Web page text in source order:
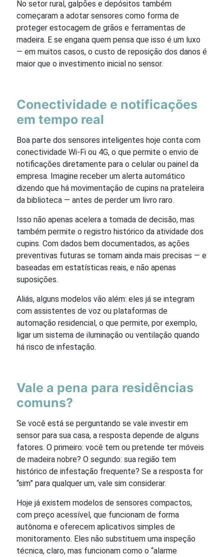
No setor rural, galpões e depósitos também
começaram a adotar sensores como forma de
proteger estocagem de grãos e ferramentas de
madeira. E se engana quem pensa que isso é um luxo
— em muitos casos, o custo de reposição dos danos é
maior que o investimento inicial no sensor.
Conectividade e notificações
em tempo real
Boa parte dos sensores inteligentes hoje conta com
conectividade Wi-Fi ou 4G, o que permite o envio de
notificações diretamente para o celular ou painel da
empresa. Imagine receber um alerta automático
dizendo que há movimentação de cupins na prateleira
da biblioteca — antes de perder um livro raro.
Isso não apenas acelera a tomada de decisão, mas
também permite o registro histórico da atividade dos
cupins. Com dados bem documentados, as ações
preventivas futuras se tornam ainda mais precisas — e
baseadas em estatísticas reais, e não apenas
suposições.
Aliás, alguns modelos vão além: eles já se integram
com assistentes de voz ou plataformas de
automação residencial, o que permite, por exemplo,
ligar um sistema de iluminação ou ventilação quando
há risco de infestação.
Vale a pena para residências
comuns?
Se você está se perguntando se vale investir em
sensor para sua casa, a resposta depende de alguns
fatores. O primeiro: você tem ou pretende ter móveis
de madeira nobre? O segundo: sua região tem
histórico de infestação frequente? Se a resposta for
“sim” para qualquer um, vale sim considerar.
Hoje já existem modelos de sensores compactos,
com preço acessível, que funcionam de forma
autônoma e oferecem aplicativos simples de
monitoramento. Eles não substituem uma inspeção
técnica, claro, mas funcionam como o “alarme